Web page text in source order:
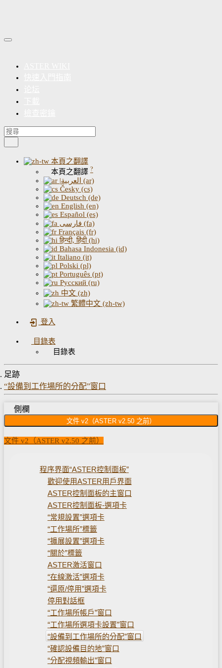
本頁之翻譯
本頁之翻譯 ?
|العربية (ar)
Česky (cs)
Deutsch (de)
English (en)
Español (es)
فارسی (fa)
Français (fr)
हिन्दी, हिंदी (hi)
Bahasa Indonesia (id)
Italiano (it)
Polski (pl)
Português (pt)
Русский (ru)
中文 (zh)
繁體中文 (zh-tw)
登入
目錄表
目錄表
足跡
“設備到工作場所的分配”窗口
側欄
文件 v2（ASTER v2.50 之前）
文件 v2（ASTER v2.50 之前）
程序界面“ASTER控制面板”
歡迎使用ASTER用戶界面
ASTER控制面板的主窗口
ASTER控制面板-選項卡
“常規設置”選項卡
“工作場所”標籤
“擴展設置”選項卡
“關於”標籤
ASTER激活窗口
“在線激活”選項卡
“還原/停用”選項卡
停用對話框
“工作場所帳戶”窗口
“工作場所選項卡設置”窗口
“設備到工作場所的分配”窗口
“確認設備目的地”窗口
“分配視頻輸出”窗口